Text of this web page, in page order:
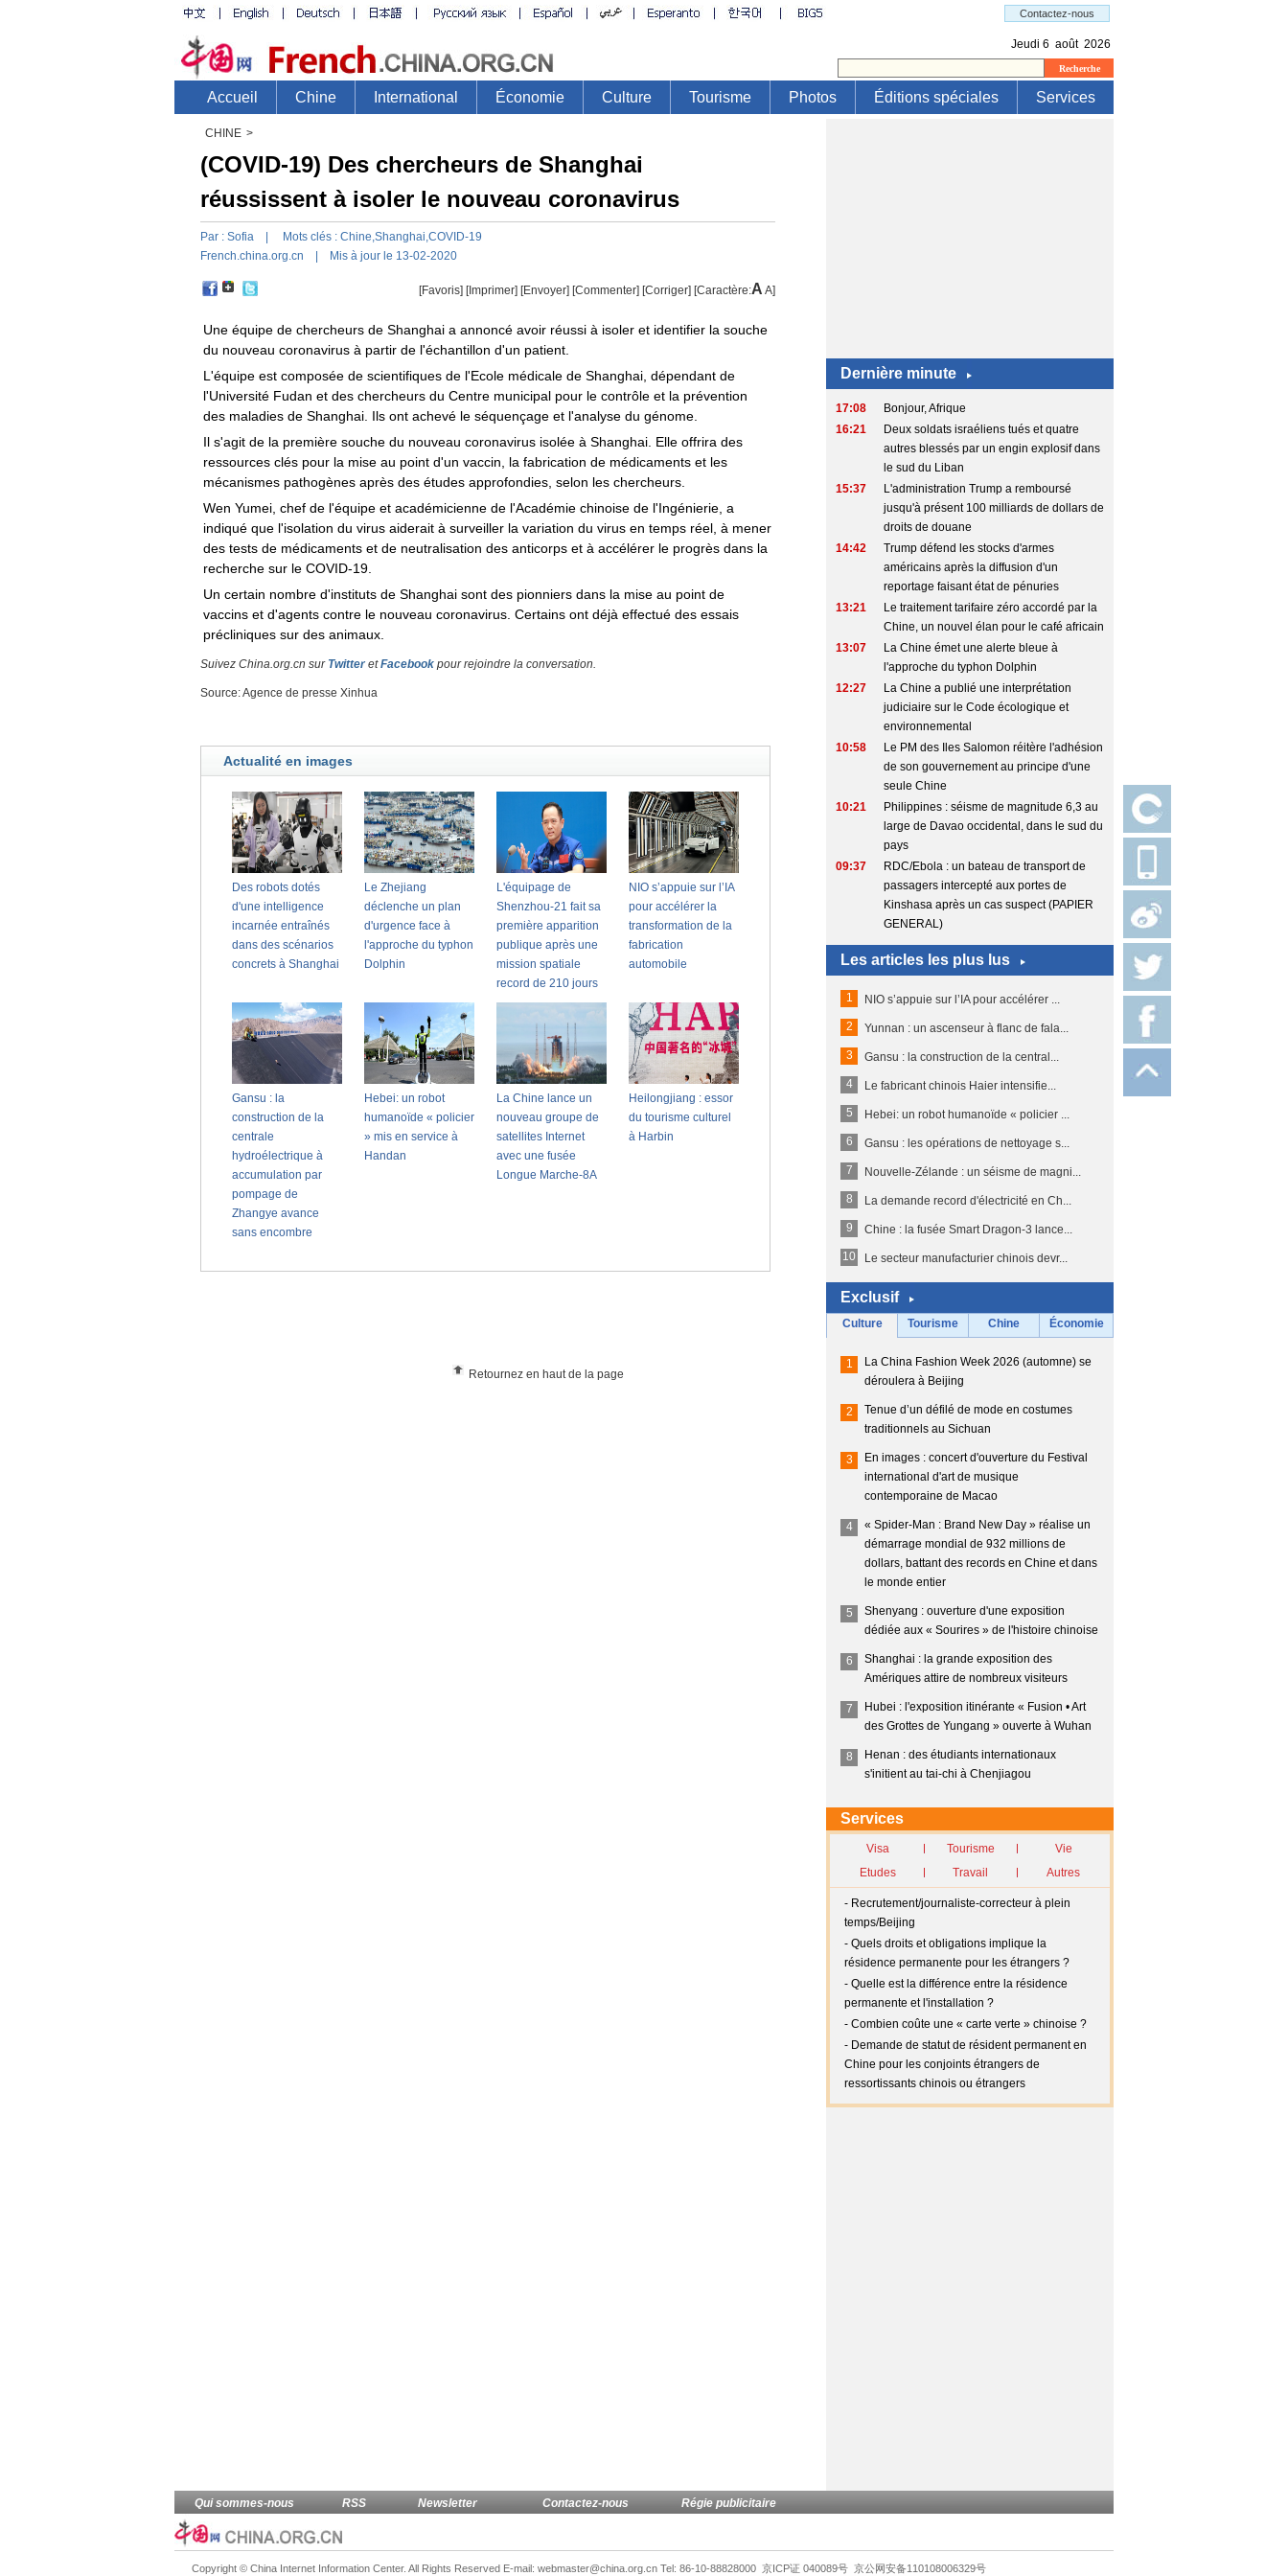
CHINE >
(COVID-19) Des chercheurs de Shanghai
réussissent à isoler le nouveau coronavirus
Par : Sofia | Mots clés : Chine,Shanghai,COVID-19
French.china.org.cn | Mis à jour le 13-02-2020
[Favoris] [Imprimer] [Envoyer] [Commenter] [Corriger] [Caractère:A A]
Une équipe de chercheurs de Shanghai a annoncé avoir réussi à isoler et identifier la souche
du nouveau coronavirus à partir de l'échantillon d'un patient.
L'équipe est composée de scientifiques de l'Ecole médicale de Shanghai, dépendant de
l'Université Fudan et des chercheurs du Centre municipal pour le contrôle et la prévention
des maladies de Shanghai. Ils ont achevé le séquençage et l'analyse du génome.
Il s'agit de la première souche du nouveau coronavirus isolée à Shanghai. Elle offrira des
ressources clés pour la mise au point d'un vaccin, la fabrication de médicaments et les
mécanismes pathogènes après des études approfondies, selon les chercheurs.
Wen Yumei, chef de l'équipe et académicienne de l'Académie chinoise de l'Ingénierie, a
indiqué que l'isolation du virus aiderait à surveiller la variation du virus en temps réel, à mener
des tests de médicaments et de neutralisation des anticorps et à accélérer le progrès dans la
recherche sur le COVID-19.
Un certain nombre d'instituts de Shanghai sont des pionniers dans la mise au point de
vaccins et d'agents contre le nouveau coronavirus. Certains ont déjà effectué des essais
précliniques sur des animaux.
Suivez China.org.cn sur TwitteretFacebook pour rejoindre la conversation.
Source: Agence de presse Xinhua
Retournez en haut de la page